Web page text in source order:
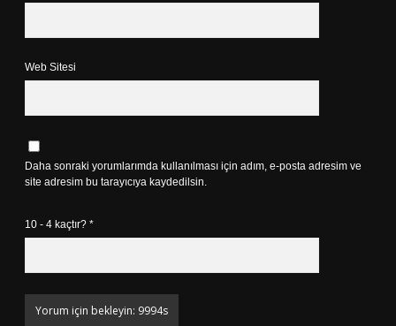
Web Sitesi
Daha sonraki yorumlarımda kullanılması için adım, e-posta adresim ve
site adresim bu tarayıcıya kaydedilsin.
10 - 4 kaçtır? *